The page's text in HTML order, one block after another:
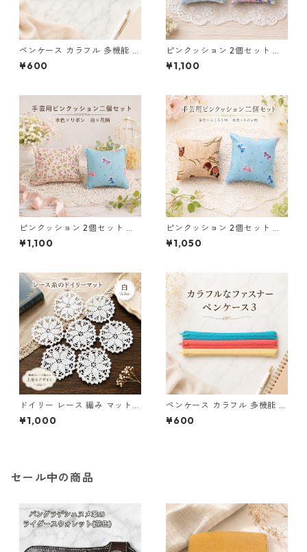
ペンケース カラフル 多機能 筆
箱 ファスナー6本 s9
¥600
ピンクッション 2個セット 針
山 手芸用品 和柄 花柄 ブルー
水色 o26
¥1,100
ピンクッション 2個セット 針
山 手芸用品 水色 リボン 白 花
柄 o31
¥1,100
ピンクッション 2個セット 針
山 手芸用品 リボン柄 ふくろう
柄 o32
¥1,050
ドイリー レース 編み マット
白 コースター s1
¥1,000
ペンケース カラフル 多機能 筆
箱 ファスナー6本 s11
¥600
セール中の商品